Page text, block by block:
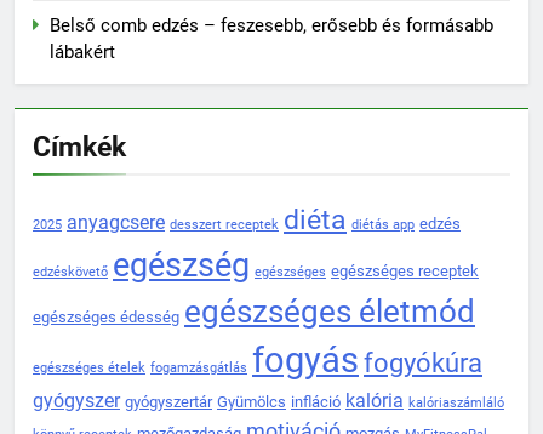
Belső comb edzés – feszesebb, erősebb és formásabb
lábakért
Címkék
2025 anyagcsere desszert receptek diéta diétás app edzés
edzéskövető egészség egészséges egészséges receptek
egészséges édesség egészséges életmód
egészséges ételek fogamzásgátlás fogyás fogyókúra
gyógyszer gyógyszertár Gyümölcs infláció kalória kalóriaszámláló